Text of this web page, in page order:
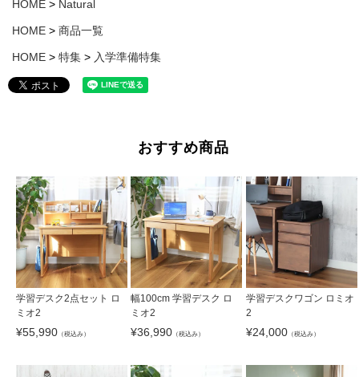
HOME Natural
HOME 商品一覧
HOME 特集 入学準備特集
おすすめ商品
学習デスク2点セット ロ
ミオ2
¥55,990 （税込み）
幅100cm 学習デスク ロ
ミオ2
¥36,990 （税込み）
学習デスクワゴン ロミオ
2
¥24,000（税込み）